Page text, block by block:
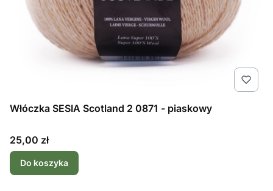
Włóczka SESIA Scotland 2 0871 - piaskowy
Cena
25,00 zł
Do koszyka